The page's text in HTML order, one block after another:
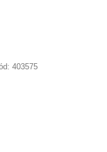
403575